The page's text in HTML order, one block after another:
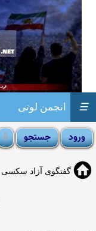
انجمن لوتی ☰
گفتگوی آزاد سکسی